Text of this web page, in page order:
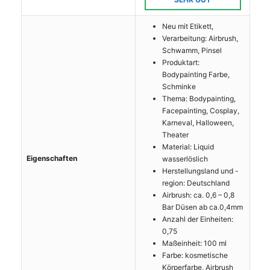
Eigenschaften
Neu mit Etikett,
Verarbeitung: Airbrush,
Schwamm, Pinsel
Produktart:
Bodypainting Farbe,
Schminke
Thema: Bodypainting,
Facepainting, Cosplay,
Karneval, Halloween,
Theater
Material: Liquid
wasserlöslich
Herstellungsland und -
region: Deutschland
Airbrush: ca. 0,6 – 0,8
Bar Düsen ab ca.0,4mm
Anzahl der Einheiten:
0,75
Maßeinheit: 100 ml
Farbe: kosmetische
Körperfarbe, Airbrush